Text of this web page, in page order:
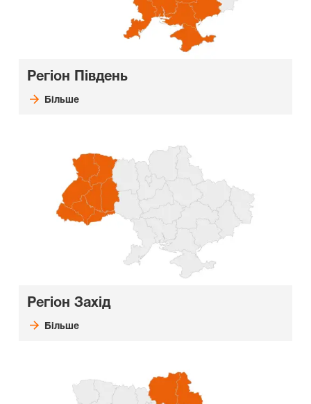
Регіон Південь
Більше
Регіон Захід
Більше